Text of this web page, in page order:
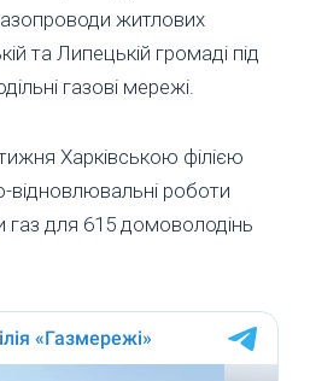
житлових
та Липецькій громаді під
газові мережі.
Харківською філією
відновлювальні роботи
газ для 615 домоволодінь